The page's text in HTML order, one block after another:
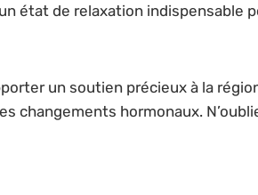
état de relaxation indispensable
un soutien précieux à la
changements hormonaux.